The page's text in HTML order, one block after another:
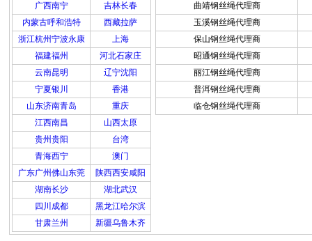
广西南宁
吉林长春
内蒙古呼和浩特
西藏拉萨
浙江杭州宁波永康
上海
福建福州
河北石家庄
云南昆明
辽宁沈阳
宁夏银川
香港
山东济南青岛
重庆
江西南昌
山西太原
贵州贵阳
台湾
青海西宁
澳门
广东广州佛山东莞
陕西西安咸阳
湖南长沙
湖北武汉
四川成都
黑龙江哈尔滨
甘肃兰州
新疆乌鲁木齐
曲靖钢丝绳代理商
玉溪钢丝绳代理商
保山钢丝绳代理商
昭通钢丝绳代理商
丽江钢丝绳代理商
普洱钢丝绳代理商
临仓钢丝绳代理商